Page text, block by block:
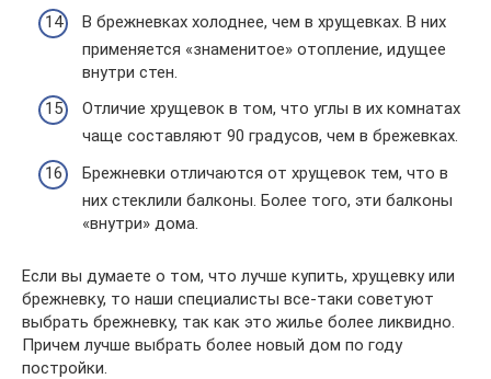
В брежневках холоднее, чем в хрущевках. В них
применяется «знаменитое» отопление, идущее
внутри стен.
Отличие хрущевок в том, что углы в их комнатах
чаще составляют 90 градусов, чем в брежевках.
Брежневки отличаются от хрущевок тем, что в
них стеклили балконы. Более того, эти балконы
«внутри» дома.
Если вы думаете о том, что лучше купить, хрущевку или
брежневку, то наши специалисты все-таки советуют
выбрать брежневку, так как это жилье более ликвидно.
Причем лучше выбрать более новый дом по году
постройки.